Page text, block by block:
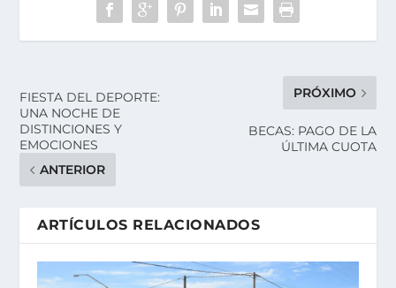
FIESTA DEL DEPORTE:
UNA NOCHE DE
DISTINCIONES Y
EMOCIONES
ANTERIOR
PRÓXIMO
BECAS: PAGO DE LA
ÚLTIMA CUOTA
ARTÍCULOS RELACIONADOS